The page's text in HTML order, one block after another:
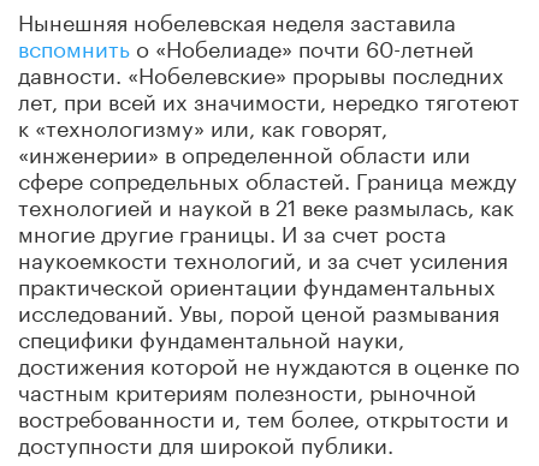
Нынешняя нобелевская неделя заставила
вспомнить о «Нобелиаде» почти 60-летней
давности. «Нобелевские» прорывы последних
лет, при всей их значимости, нередко тяготеют
к «технологизму» или, как говорят,
«инженерии» в определенной области или
сфере сопредельных областей. Граница между
технологией и наукой в 21 веке размылась, как
многие другие границы. И за счет роста
наукоемкости технологий, и за счет усиления
практической ориентации фундаментальных
исследований. Увы, порой ценой размывания
специфики фундаментальной науки,
достижения которой не нуждаются в оценке по
частным критериям полезности, рыночной
востребованности и, тем более, открытости и
доступности для широкой публики.